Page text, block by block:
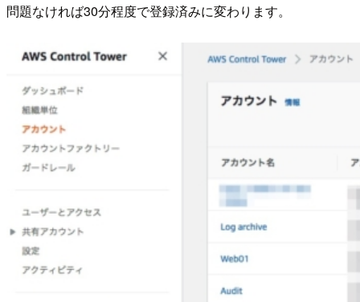
問題なければ30分程度で登録済みに変わります。